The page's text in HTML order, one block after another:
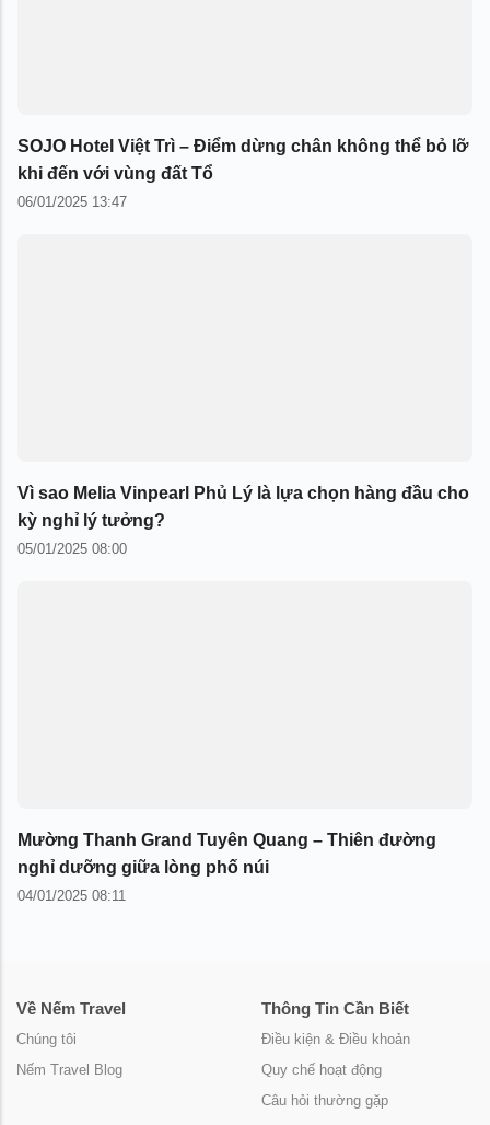
SOJO Hotel Việt Trì – Điểm dừng chân không thể bỏ lỡ
khi đến với vùng đất Tổ
06/01/2025 13:47
Vì sao Melia Vinpearl Phủ Lý là lựa chọn hàng đầu cho
kỳ nghỉ lý tưởng?
05/01/2025 08:00
Mường Thanh Grand Tuyên Quang – Thiên đường
nghỉ dưỡng giữa lòng phố núi
04/01/2025 08:11
Về Nếm Travel
Chúng tôi
Nếm Travel Blog
Thông Tin Cần Biết
Điều kiện & Điều khoản
Quy chế hoạt động
Câu hỏi thường gặp